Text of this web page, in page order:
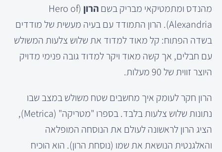
מהנדס ומתמטיקאי מבריק בשםהרון (Hero of
Alexandria). הרון התמודד עם בעיה מעשית של מודדים
בשדה הפתוח: קל מאוד למדוד את שלוש צלעות המשולש
עם חבלים, אך קשה מאוד ויקר למדוד גובה פנימי מדויק
היוצר זווית של 90 מעלות.
הרון חקר לעומק איך מחשבים שטח משולש במצב שבו
נתונות שלוש צלעות בלבד. בספרו "מטריקה" (Metrica),
הציג הרון לראשונה לעולם את הנוסחה המופלאה
והאלגנטית הנושאת את שמו (נוסחת הרון). הוא הוכיח